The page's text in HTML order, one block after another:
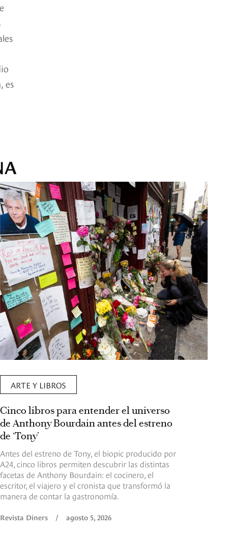
es
ARTE Y LIBROS
Cinco libros para entender el universo
de Anthony Bourdain antes del estreno
de ‘Tony’
Antes del estreno de Tony, el biopic producido por
A24, cinco libros permiten descubrir las distintas
facetas de Anthony Bourdain: el cocinero, el
escritor, el viajero y el cronista que transformó la
manera de contar la gastronomía.
Revista Diners / agosto 5, 2026